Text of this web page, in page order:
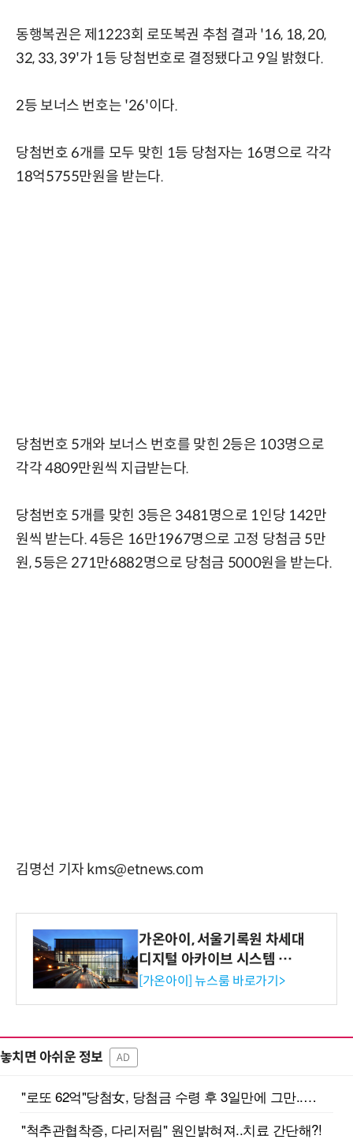
동행복권은 제1223회 로또복권 추첨 결과 '16, 18, 20,
32, 33, 39'가 1등 당첨번호로 결정됐다고 9일 밝혔다.
2등 보너스 번호는 '26'이다.
당첨번호 6개를 모두 맞힌 1등 당첨자는 16명으로 각각
18억5755만원을 받는다.
당첨번호 5개와 보너스 번호를 맞힌 2등은 103명으로
각각 4809만원씩 지급받는다.
당첨번호 5개를 맞힌 3등은 3481명으로 1인당 142만
원씩 받는다. 4등은 16만1967명으로 고정 당첨금 5만
원, 5등은 271만6882명으로 당첨금 5000원을 받는다.
김명선 기자 kms@etnews.com
가온아이, 서울기록원 차세대
디지털 아카이브 시스템 구축
수행
[가온아이] 뉴스룸 바로가기>
놓치면 아쉬운 정보 AD